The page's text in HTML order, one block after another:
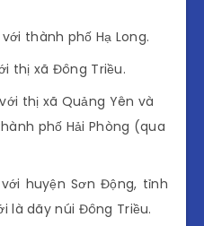
thành phố Hạ Long.
thị xã Đông Triều.
thị xã Quảng Yên và
phố Hải Phòng (qua
huyện Sơn Động, tỉnh
là dãy núi Đông Triều.